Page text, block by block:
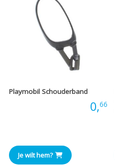
Playmobil Schouderband
0,66
Je wilt hem?